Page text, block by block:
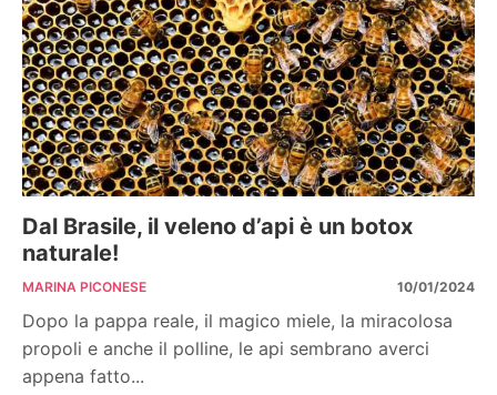
Dal Brasile, il veleno d’api è un botox
naturale!
MARINA PICONESE 10/01/2024
Dopo la pappa reale, il magico miele, la miracolosa
propoli e anche il polline, le api sembrano averci
appena fatto...